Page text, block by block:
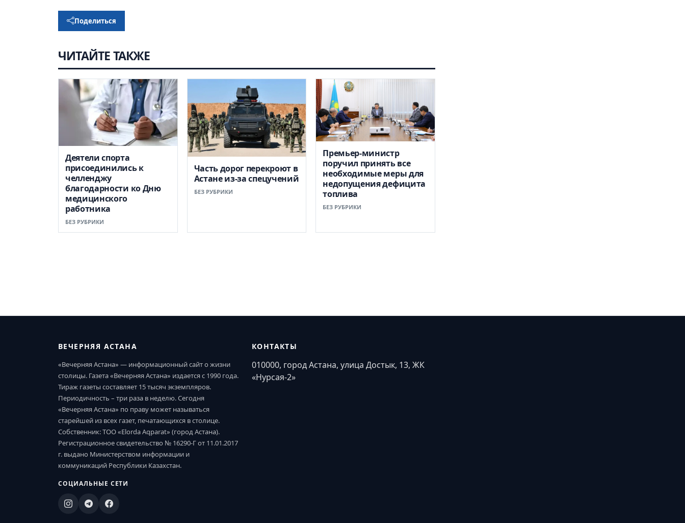
Поделиться
ЧИТАЙТЕ ТАКЖЕ
Деятели спорта
присоединились к
челленджу
благодарности ко Дню
медицинского
работника
БЕЗ РУБРИКИ
Часть дорог перекроют в
Астане из-за спецучений
БЕЗ РУБРИКИ
Премьер-министр
поручил принять все
необходимые меры для
недопущения дефицита
топлива
БЕЗ РУБРИКИ
ВЕЧЕРНЯЯ АСТАНА
«Вечерняя Астана» — информационный сайт о жизни
столицы. Газета «Вечерняя Астана» издается с 1990 года.
Тираж газеты составляет 15 тысяч экземпляров.
Периодичность – три раза в неделю. Сегодня
«Вечерняя Астана» по праву может называться
старейшей из всех газет, печатающихся в столице.
Собственник: ТОО «Elorda Aqparat» (город Астана).
Регистрационное свидетельство № 16290-Г от 11.01.2017
г. выдано Министерством информации и
коммуникаций Республики Казахстан.
СОЦИАЛЬНЫЕ СЕТИ
КОНТАКТЫ
010000, город Астана, улица Достык, 13, ЖК
«Нурсая-2»